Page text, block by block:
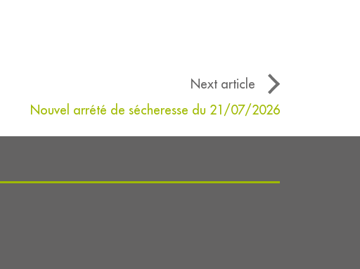
Next article
Nouvel arrété de sécheresse du 21/07/2026